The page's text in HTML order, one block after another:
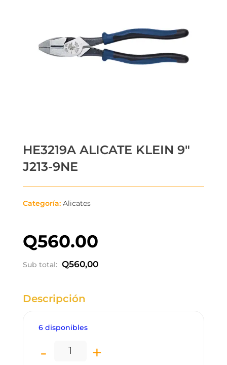
HE3219A ALICATE KLEIN 9″
J213-9NE
Categoría: Alicates
Q560.00
Sub total: Q560,00
Descripción
6 disponibles
HE3219A ALICATE KLEIN 9" J213-9NE
- +